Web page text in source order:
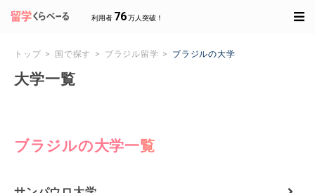
利用者 76万人突破！
トップ 国で探す ブラジル留学 ブラジルの大学
大学一覧
ブラジルの大学一覧